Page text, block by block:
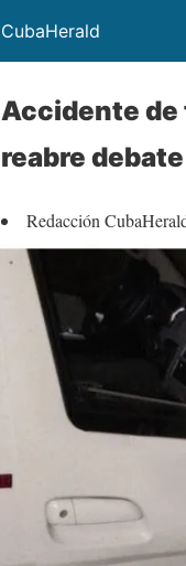
CubaHerald
Accidente de
reabre
Redacción